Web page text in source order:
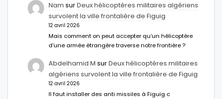
Nam surDeux hélicoptères militaires algériens
survolent la ville frontalière de Figuig
12 avril 2026
Mais comment on peut accepter qu’un hélicoptère
d’une armée étrangère traverse notre frontière ?
Abdelhamid M surDeux hélicoptères militaires
algériens survolent la ville frontalière de Figuig
12 avril 2026
Il faut installer des anti missiles à Figuig c